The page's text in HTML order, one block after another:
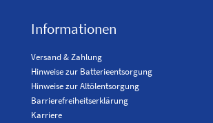
Informationen
Versand & Zahlung
Hinweise zur Batterieentsorgung
Hinweise zur Altölentsorgung
Barrierefreiheitserklärung
Karriere